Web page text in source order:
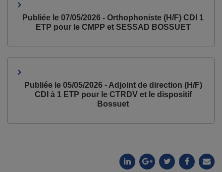
Publiée le 07/05/2026 - Orthophoniste (H/F) CDI 1
ETP pour le CMPP et SESSAD BOSSUET
Publiée le 05/05/2026 - Adjoint de direction (H/F)
CDI à 1 ETP pour le CTRDV et le dispositif
Bossuet